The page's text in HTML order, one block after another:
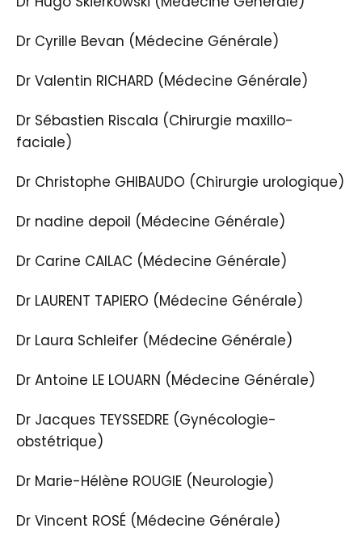
Dr Cyrille Bevan (Médecine Générale)
Dr Valentin RICHARD (Médecine Générale)
Dr Sébastien Riscala (Chirurgie maxillo-
faciale)
Dr Christophe GHIBAUDO (Chirurgie urologique)
Dr nadine depoil (Médecine Générale)
Dr Carine CAILAC (Médecine Générale)
Dr LAURENT TAPIERO (Médecine Générale)
Dr Laura Schleifer (Médecine Générale)
Dr Antoine LE LOUARN (Médecine Générale)
Dr Jacques TEYSSEDRE (Gynécologie-
obstétrique)
Dr Marie-Hélène ROUGIE (Neurologie)
Dr Vincent ROSÉ (Médecine Générale)